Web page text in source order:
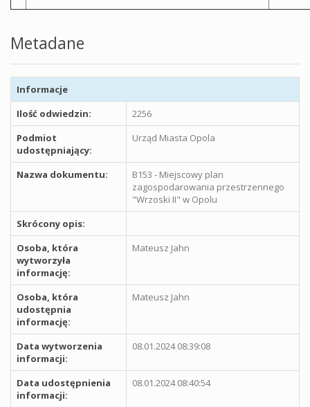
Metadane
Informacje
Ilość odwiedzin:
2256
Podmiot
udostępniający:
Urząd Miasta Opola
Nazwa dokumentu:
B153 - Miejscowy plan
zagospodarowania przestrzennego
"Wrzoski II" w Opolu
Skrócony opis:
Osoba, która
wytworzyła
informację:
Mateusz Jahn
Osoba, która
udostępnia
informację:
Mateusz Jahn
Data wytworzenia
informacji:
08.01.2024 08:39:08
Data udostępnienia
informacji:
08.01.2024 08:40:54